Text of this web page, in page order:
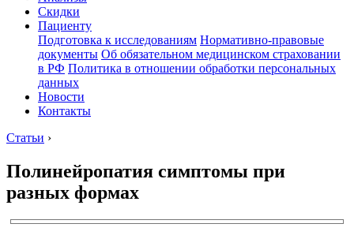
Скидки
Пациенту
Подготовка к исследованиям Нормативно-правовые
документы Об обязательном медицинском страховании
в РФ Политика в отношении обработки персональных
данных
Новости
Контакты
Статьи ›
Полинейропатия симптомы при
разных формах